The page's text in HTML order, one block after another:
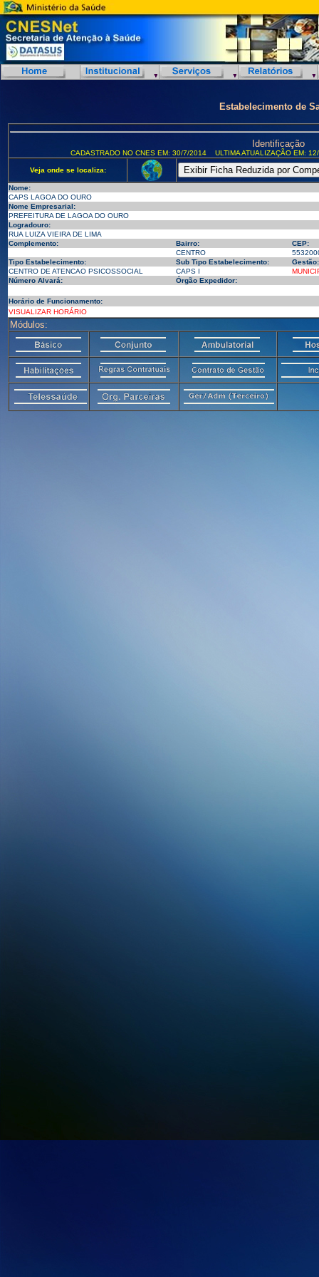
Estabelecimento de
Identificação
CADASTRADO NO CNES EM: 30/7/2014 ULTIMA ATUALIZAÇÃO EM:
Veja onde se localiza:
Nome:
CAPS LAGOA DO OURO
Nome Empresarial:
PREFEITURA DE LAGOA DO OURO
Logradouro:
RUA LUIZA VIEIRA DE LIMA
Complemento:
Bairro:
CEP:
CENTRO
Tipo Estabelecimento:
Sub Tipo Estabelecimento:
Gestão:
CENTRO DE ATENCAO PSICOSSOCIAL
CAPS I
Número Alvará:
Órgão Expedidor:
Horário de Funcionamento:
VISUALIZAR HORÁRIO
Módulos: